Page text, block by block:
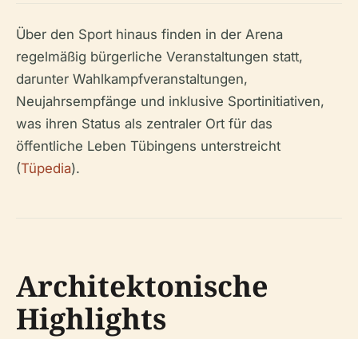
Über den Sport hinaus finden in der Arena
regelmäßig bürgerliche Veranstaltungen statt,
darunter Wahlkampfveranstaltungen,
Neujahrsempfänge und inklusive Sportinitiativen,
was ihren Status als zentraler Ort für das
öffentliche Leben Tübingens unterstreicht
(Tüpedia).
Architektonische
Highlights